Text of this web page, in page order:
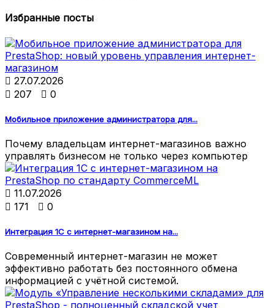
Избранные посты
 27.07.2026
 207  0
Мобильное приложение администратора для...
Почему владельцам интернет-магазинов важно
управлять бизнесом не только через компьютер
 11.07.2026
 171  0
Интеграция 1С с интернет-магазином на...
Современный интернет-магазин не может
эффективно работать без постоянного обмена
информацией с учётной системой.